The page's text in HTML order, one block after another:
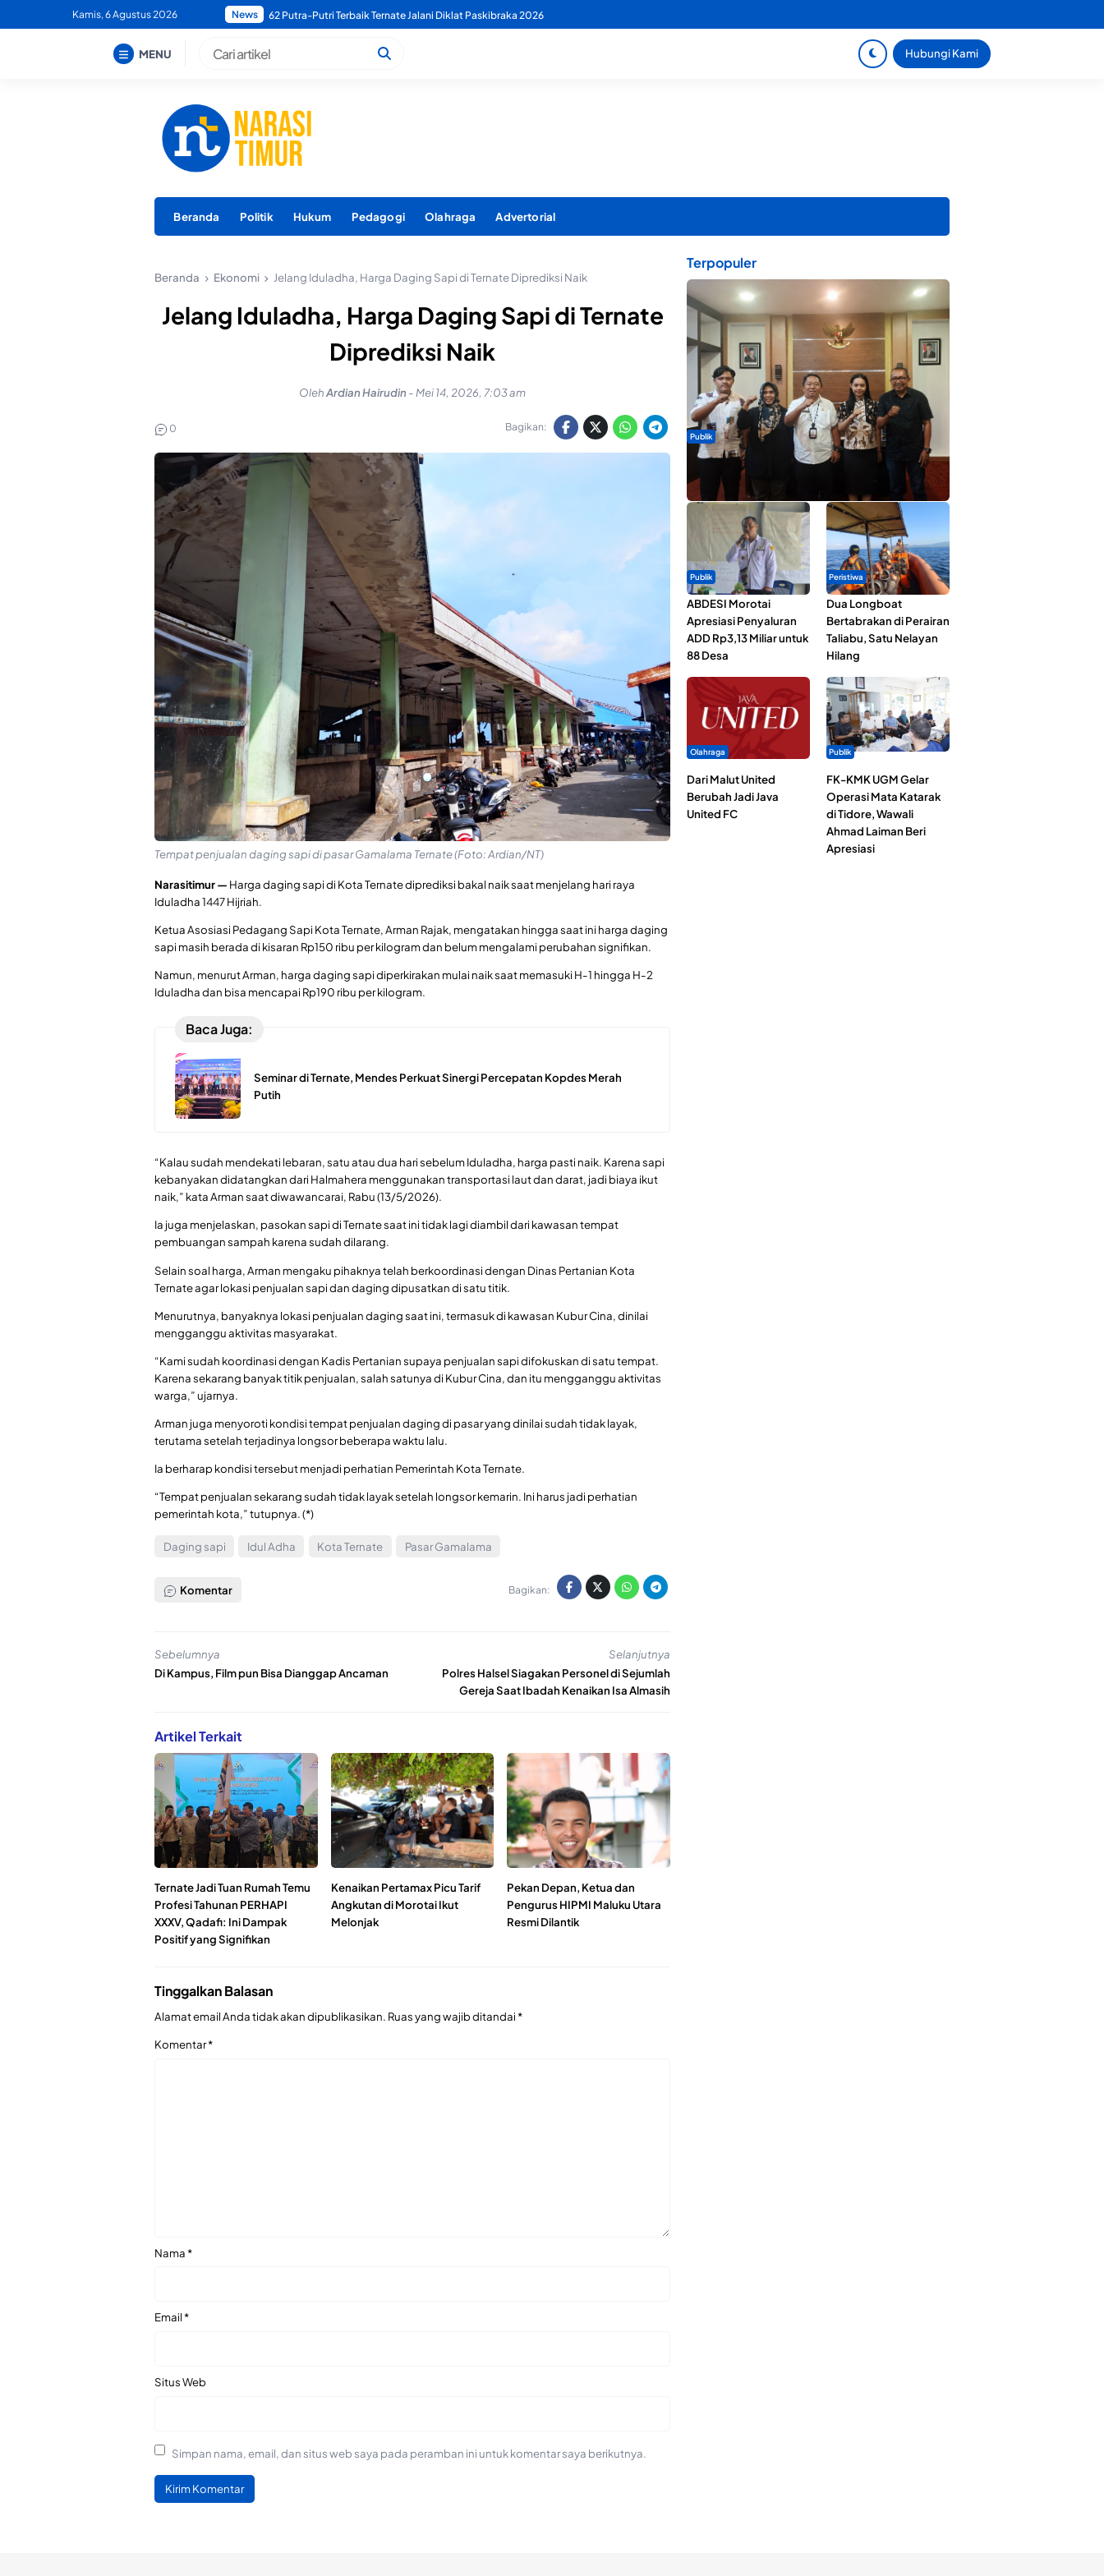
to
Kamis, 6 Agustus 2026 News Bupati Morotai Minta PDAM Benahi Pelayanan Air Bersih Secara Menyeluruh
MENU Hubungi Kami
Beranda Politik Hukum Pedagogi Olahraga Advertorial
Beranda Ekonomi Jelang Iduladha, Harga Daging Sapi di Ternate Diprediksi Naik
Jelang Iduladha, Harga Daging Sapi di Ternate
Diprediksi Naik
OlehArdian Hairudin - Mei 14, 2026, 7:03 am
0 Bagikan:
Tempat penjualan daging sapi di pasar Gamalama Ternate (Foto: Ardian/NT)
Narasitimur — Harga daging sapi di Kota Ternate diprediksi bakal naik saat menjelang hari raya
Iduladha 1447 Hijriah.
Ketua Asosiasi Pedagang Sapi Kota Ternate, Arman Rajak, mengatakan hingga saat ini harga daging
sapi masih berada di kisaran Rp150 ribu per kilogram dan belum mengalami perubahan signifikan.
Namun, menurut Arman, harga daging sapi diperkirakan mulai naik saat memasuki H-1 hingga H-2
Iduladha dan bisa mencapai Rp190 ribu per kilogram.
Baca Juga:
Seminar di Ternate, Mendes Perkuat Sinergi Percepatan Kopdes Merah
Putih
“Kalau sudah mendekati lebaran, satu atau dua hari sebelum Iduladha, harga pasti naik. Karena sapi
kebanyakan didatangkan dari Halmahera menggunakan transportasi laut dan darat, jadi biaya ikut
naik,” kata Arman saat diwawancarai, Rabu (13/5/2026).
Ia juga menjelaskan, pasokan sapi di Ternate saat ini tidak lagi diambil dari kawasan tempat
pembuangan sampah karena sudah dilarang.
Selain soal harga, Arman mengaku pihaknya telah berkoordinasi dengan Dinas Pertanian Kota
Ternate agar lokasi penjualan sapi dan daging dipusatkan di satu titik.
Menurutnya, banyaknya lokasi penjualan daging saat ini, termasuk di kawasan Kubur Cina, dinilai
mengganggu aktivitas masyarakat.
“Kami sudah koordinasi dengan Kadis Pertanian supaya penjualan sapi difokuskan di satu tempat.
Karena sekarang banyak titik penjualan, salah satunya di Kubur Cina, dan itu mengganggu aktivitas
warga,” ujarnya.
Arman juga menyoroti kondisi tempat penjualan daging di pasar yang dinilai sudah tidak layak,
terutama setelah terjadinya longsor beberapa waktu lalu.
Ia berharap kondisi tersebut menjadi perhatian Pemerintah Kota Ternate.
“Tempat penjualan sekarang sudah tidak layak setelah longsor kemarin. Ini harus jadi perhatian
pemerintah kota,” tutupnya. (*)
Daging sapi Idul Adha Kota Ternate Pasar Gamalama
Komentar Bagikan:
Sebelumnya
Di Kampus, Film pun Bisa Dianggap Ancaman
Selanjutnya
Polres Halsel Siagakan Personel di Sejumlah
Gereja Saat Ibadah Kenaikan Isa Almasih
Artikel Terkait
Ternate Jadi Tuan Rumah Temu
Profesi Tahunan PERHAPI
XXXV, Qadafi: Ini Dampak
Positif yang Signifikan
Kenaikan Pertamax Picu Tarif
Angkutan di Morotai Ikut
Melonjak
Pekan Depan, Ketua dan
Pengurus HIPMI Maluku Utara
Resmi Dilantik
Tinggalkan Balasan
Alamat email Anda tidak akan dipublikasikan. Ruas yang wajib ditandai*
Komentar*
Nama*
Email*
Situs Web
Simpan nama, email, dan situs web saya pada peramban ini untuk komentar saya berikutnya.
Terpopuler
Publik
Dua Talenta Muda Ternate Wakili Maluku Utara di
Gita Bahana Nusantara 2026
Publik
ABDESI Morotai
Apresiasi Penyaluran
ADD Rp3,13 Miliar untuk
88 Desa
Peristiwa
Dua Longboat
Bertabrakan di Perairan
Taliabu, Satu Nelayan
Hilang
Olahraga
Dari Malut United
Berubah Jadi Java
United FC
Publik
FK-KMK UGM Gelar
Operasi Mata Katarak
di Tidore, Wawali
Ahmad Laiman Beri
Apresiasi